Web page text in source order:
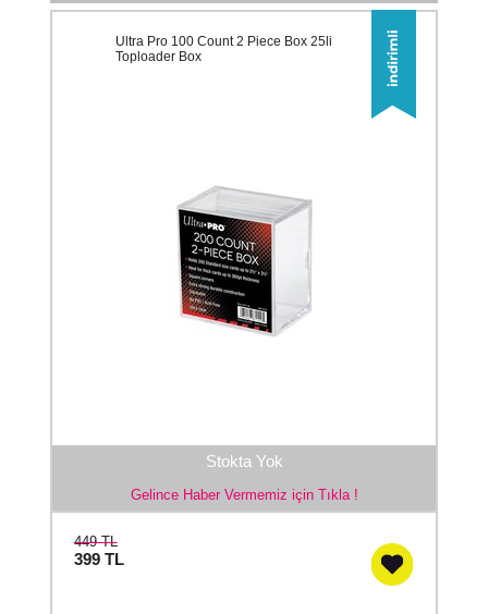
Stokta Yok
Gelince Haber Vermemiz için Tıkla !
Ultra Pro 100 Count 2 Piece Box 25li
Toploader Box
449 TL
399 TL